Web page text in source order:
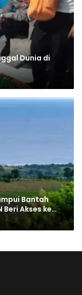
Dunia di
Bantah
Beri Akses ke